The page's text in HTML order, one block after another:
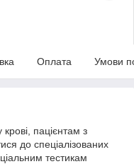
Оплата Умови
пацієнтам з
до спеціалізованих
тестикам